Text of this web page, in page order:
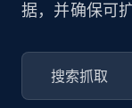
据，并确保可